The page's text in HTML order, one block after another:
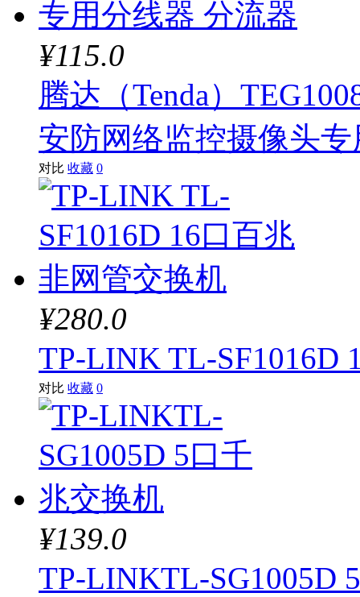
¥115.0
腾达（Tenda）
安防网络监控摄像头
对比 收藏 0
¥280.0
TP-LINK TL-SF1016D
对比 收藏 0
¥139.0
TP-LINKTL-SG1005D